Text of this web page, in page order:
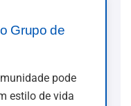
Grupo de
pode
estilo de vida